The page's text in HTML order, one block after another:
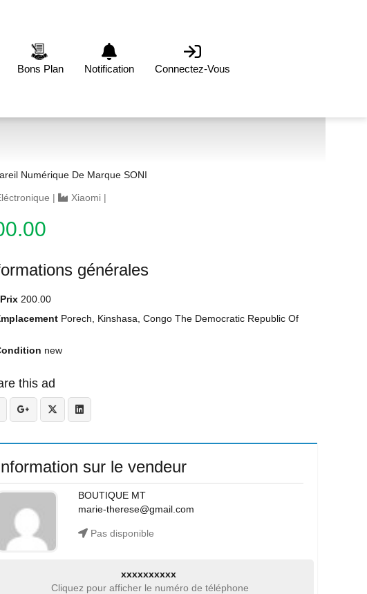
Bons Plan Notification Connectez-Vous
Numérique De Marque SONI
| Xiaomi |
générales
Prix 200.00
Porech, Kinshasa, Congo The Democratic Republic Of
new
this ad
sur le vendeur
BOUTIQUE MT
marie-therese@gmail.com
Pas disponible
xxxxxxxxxx
Cliquez pour afficher le numéro de téléphone